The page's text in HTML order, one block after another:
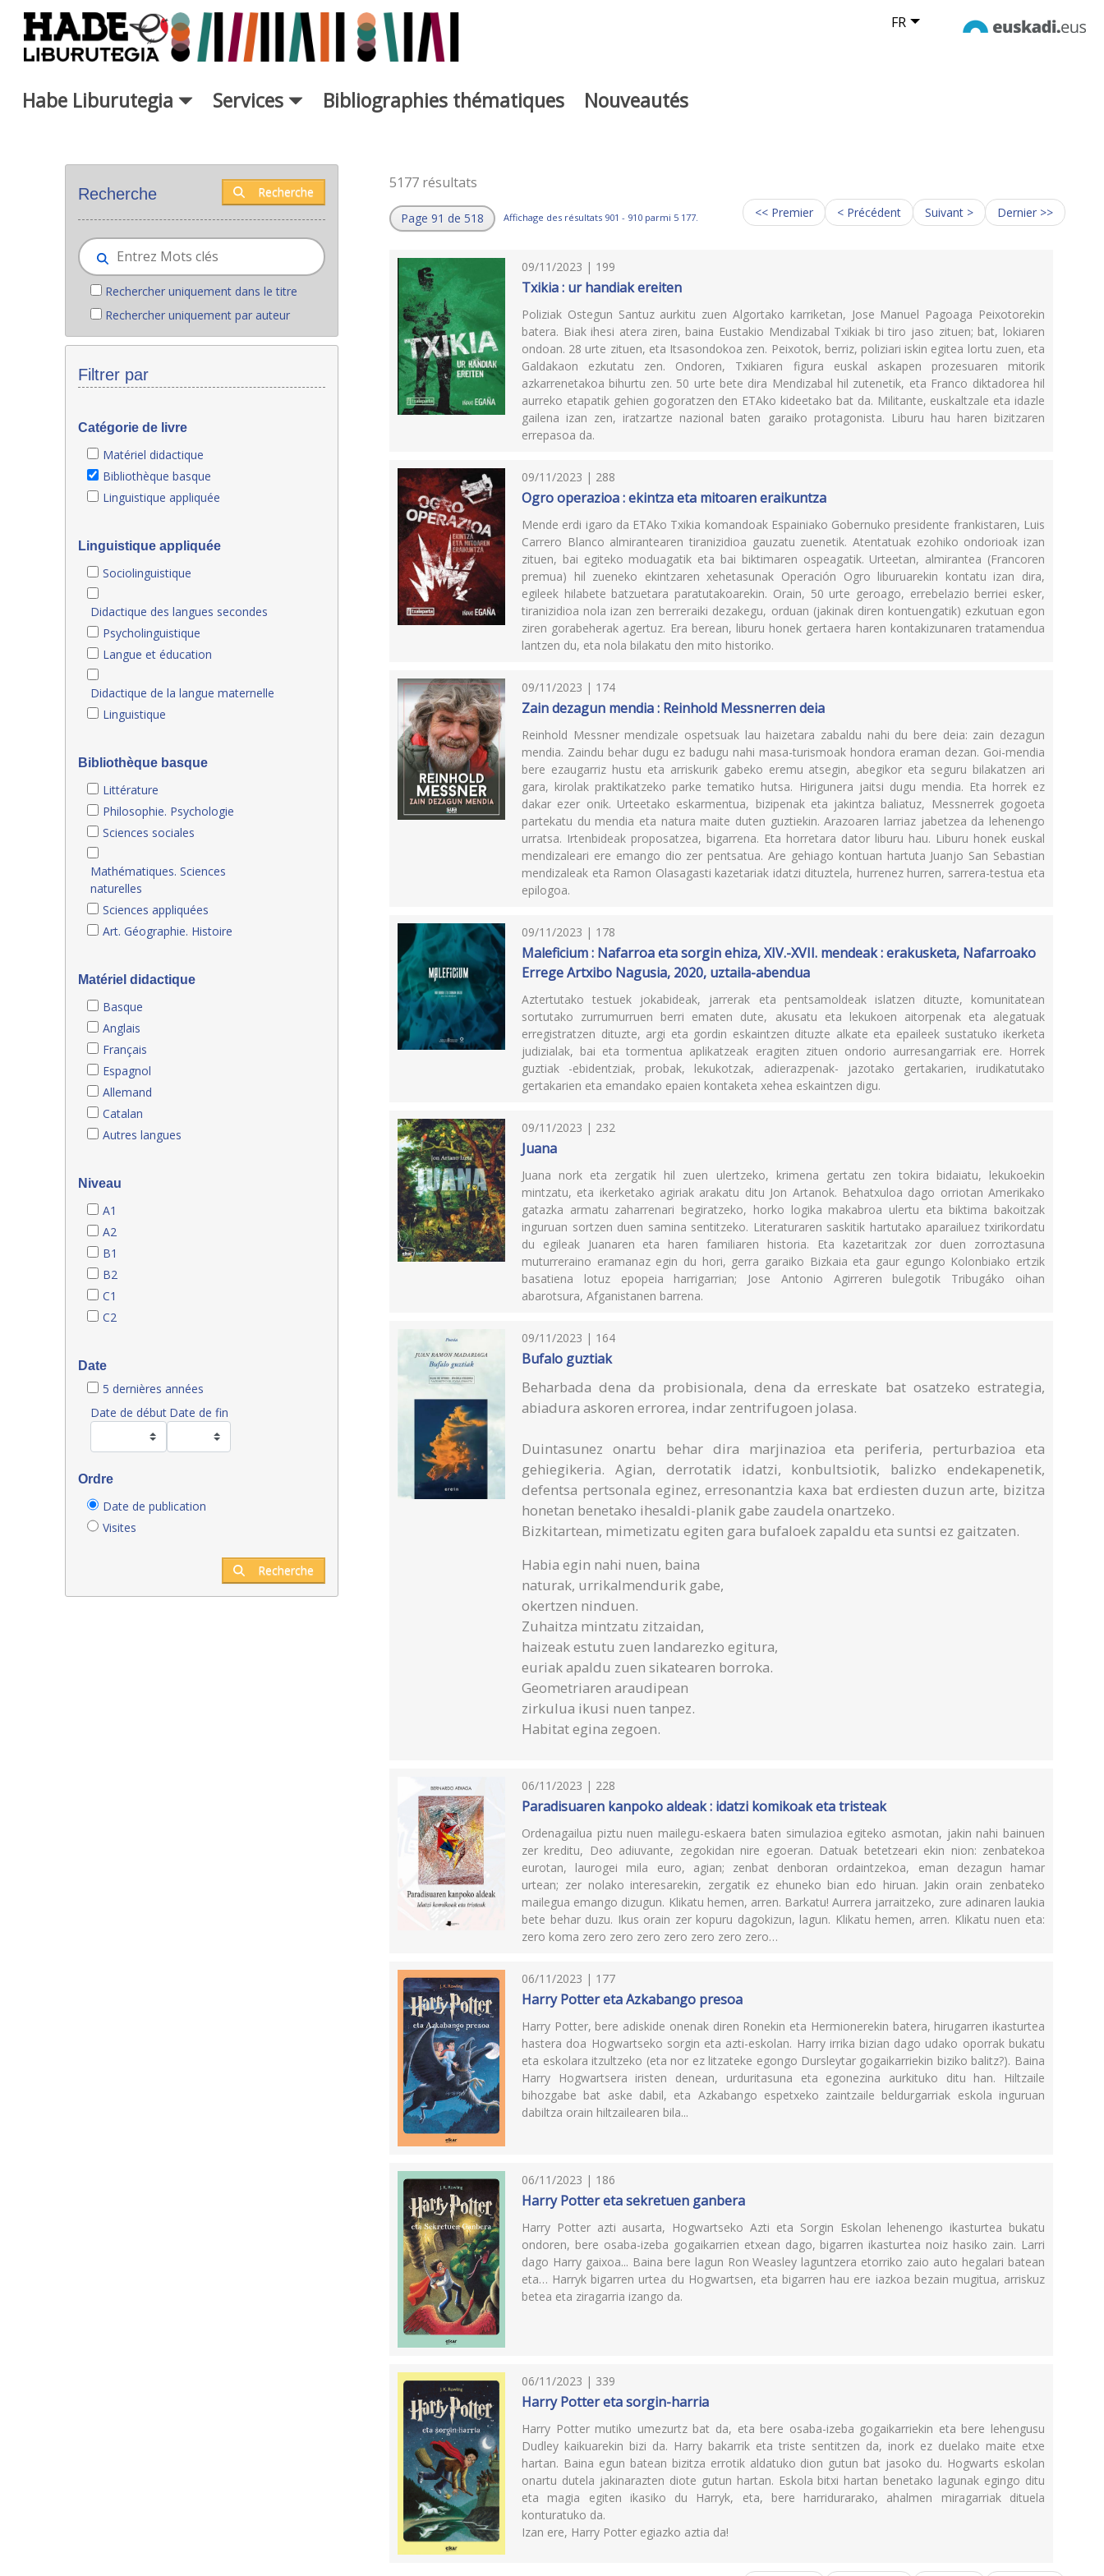
Saut au contenu principal FR
Habe Liburutegia Services Bibliographies thématiques Nouveautés
Recherche Recherche
Rechercher uniquement dans le titre
Rechercher uniquement par auteur
Filtrer par
Catégorie de livre
Matériel didactique
Bibliothèque basque
Linguistique appliquée
Linguistique appliquée
Sociolinguistique
Didactique des langues secondes
Psycholinguistique
Langue et éducation
Didactique de la langue maternelle
Linguistique
Bibliothèque basque
Littérature
Philosophie. Psychologie
Sciences sociales
Mathématiques. Sciences
naturelles
Sciences appliquées
Art. Géographie. Histoire
Matériel didactique
Basque
Anglais
Français
Espagnol
Allemand
Catalan
Autres langues
Niveau
A1
A2
B1
B2
C1
C2
Date
5 dernières années
Date de début Date de fin
Ordre
Date de publication
Visites
Recherche
5177 résultats
Page 91 de 518 Affichage des résultats 901 - 910 parmi 5 177. << Premier < Précédent Suivant > Dernier >>
09/11/2023 | 199
Txikia : ur handiak ereiten
Poliziak Ostegun Santuz aurkitu zuen Algortako karriketan, Jose Manuel Pagoaga Peixotorekin
batera. Biak ihesi atera ziren, baina Eustakio Mendizabal Txikiak bi tiro jaso zituen; bat, lokiaren
ondoan. 28 urte zituen, eta Itsasondokoa zen. Peixotok, berriz, poliziari iskin egitea lortu zuen, eta
Galdakaon ezkutatu zen. Ondoren, Txikiaren figura euskal askapen prozesuaren mitorik
azkarrenetakoa bihurtu zen. 50 urte bete dira Mendizabal hil zutenetik, eta Franco diktadorea hil
aurreko etapatik gehien gogoratzen den ETAko kideetako bat da. Militante, euskaltzale eta idazle
gailena izan zen, iratzartze nazional baten garaiko protagonista. Liburu hau haren bizitzaren
errepasoa da.
09/11/2023 | 288
Ogro operazioa : ekintza eta mitoaren eraikuntza
Mende erdi igaro da ETAko Txikia komandoak Espainiako Gobernuko presidente frankistaren, Luis
Carrero Blanco almirantearen tiranizidioa gauzatu zuenetik. Atentatuak ezohiko ondorioak izan
zituen, bai egiteko moduagatik eta bai biktimaren ospeagatik. Urteetan, almirantea (Francoren
premua) hil zueneko ekintzaren xehetasunak Operación Ogro liburuarekin kontatu izan dira,
egileek hilabete batzuetara paratutakoarekin. Orain, 50 urte geroago, errebelazio berriei esker,
tiranizidioa nola izan zen berreraiki dezakegu, orduan (jakinak diren kontuengatik) ezkutuan egon
ziren gorabeherak agertuz. Era berean, liburu honek gertaera haren kontakizunaren tratamendua
lantzen du, eta nola bilakatu den mito historiko.
09/11/2023 | 174
Zain dezagun mendia : Reinhold Messnerren deia
Reinhold Messner mendizale ospetsuak lau haizetara zabaldu nahi du bere deia: zain dezagun
mendia. Zaindu behar dugu ez badugu nahi masa-turismoak hondora eraman dezan. Goi-mendia
bere ezaugarriz hustu eta arriskurik gabeko eremu atsegin, abegikor eta seguru bilakatzen ari
gara, kirolak praktikatzeko parke tematiko hutsa. Hirigunera jaitsi dugu mendia. Eta horrek ez
dakar ezer onik. Urteetako eskarmentua, bizipenak eta jakintza baliatuz, Messnerrek gogoeta
partekatu du mendia eta natura maite duten guztiekin. Arazoaren larriaz jabetzea da lehenengo
urratsa. Irtenbideak proposatzea, bigarrena. Eta horretara dator liburu hau. Liburu honek euskal
mendizaleari ere emango dio zer pentsatua. Are gehiago kontuan hartuta Juanjo San Sebastian
mendizaleak eta Ramon Olasagasti kazetariak idatzi dituztela, hurrenez hurren, sarrera-testua eta
epilogoa.
09/11/2023 | 178
Maleficium : Nafarroa eta sorgin ehiza, XIV.-XVII. mendeak : erakusketa, Nafarroako
Errege Artxibo Nagusia, 2020, uztaila-abendua
Aztertutako testuek jokabideak, jarrerak eta pentsamoldeak islatzen dituzte, komunitatean
sortutako zurrumurruen berri ematen dute, akusatu eta lekukoen aitorpenak eta alegatuak
erregistratzen dituzte, argi eta gordin eskaintzen dituzte alkate eta epaileek sustatuko ikerketa
judizialak, bai eta tormentua aplikatzeak eragiten zituen ondorio aurresangarriak ere. Horrek
guztiak -ebidentziak, probak, lekukotzak, adierazpenak- jazotako gertakarien, irudikatutako
gertakarien eta emandako epaien kontaketa xehea eskaintzen digu.
09/11/2023 | 232
Juana
Juana nork eta zergatik hil zuen ulertzeko, krimena gertatu zen tokira bidaiatu, lekukoekin
mintzatu, eta ikerketako agiriak arakatu ditu Jon Artanok. Behatxuloa dago orriotan Amerikako
gatazka armatu zaharrenari begiratzeko, horko logika makabroa ulertu eta biktima bakoitzak
inguruan sortzen duen samina sentitzeko. Literaturaren saskitik hartutako aparailuez txirikordatu
du egileak Juanaren eta haren familiaren historia. Eta kazetaritzak zor duen zorroztasuna
muturreraino eramanaz egin du hori, gerra garaiko Bizkaia eta gaur egungo Kolonbiako ertzik
basatiena lotuz epopeia harrigarrian; Jose Antonio Agirreren bulegotik Tribugáko oihan
abarotsura, Afganistanen barrena.
09/11/2023 | 164
Bufalo guztiak
Beharbada dena da probisionala, dena da erreskate bat osatzeko estrategia,
abiadura askoren errorea, indar zentrifugoen jolasa.
Duintasunez onartu behar dira marjinazioa eta periferia, perturbazioa eta
gehiegikeria. Agian, derrotatik idatzi, konbultsiotik, balizko endekapenetik,
defentsa pertsonala eginez, erresonantzia kaxa bat erdiesten duzun arte, bizitza
honetan benetako ihesaldi-planik gabe zaudela onartzeko.
Bizkitartean, mimetizatu egiten gara bufaloek zapaldu eta suntsi ez gaitzaten.
Habia egin nahi nuen, baina
naturak, urrikalmendurik gabe,
okertzen ninduen.
Zuhaitza mintzatu zitzaidan,
haizeak estutu zuen landarezko egitura,
euriak apaldu zuen sikatearen borroka.
Geometriaren araudipean
zirkulua ikusi nuen tanpez.
Habitat egina zegoen.
06/11/2023 | 228
Paradisuaren kanpoko aldeak : idatzi komikoak eta tristeak
Ordenagailua piztu nuen mailegu-eskaera baten simulazioa egiteko asmotan, jakin nahi bainuen
zer kreditu, Deo adiuvante, zegokidan nire egoeran. Datuak betetzeari ekin nion: zenbatekoa
eurotan, laurogei mila euro, agian; zenbat denboran ordaintzekoa, eman dezagun hamar
urtean; zer nolako interesarekin, zergatik ez ehuneko bian edo hiruan. Jakin orain zenbateko
mailegua emango dizugun. Klikatu hemen, arren. Barkatu! Aurrera jarraitzeko, zure adinaren laukia
bete behar duzu. Ikus orain zer kopuru dagokizun, lagun. Klikatu hemen, arren. Klikatu nuen eta:
zero koma zero zero zero zero zero zero zero…
06/11/2023 | 177
Harry Potter eta Azkabango presoa
Harry Potter, bere adiskide onenak diren Ronekin eta Hermionerekin batera, hirugarren ikasturtea
hastera doa Hogwartseko sorgin eta azti-eskolan. Harry irrika bizian dago udako oporrak bukatu
eta eskolara itzultzeko (eta nor ez litzateke egongo Dursleytar gogaikarriekin biziko balitz?). Baina
Harry Hogwartsera iristen denean, urduritasuna eta egonezina aurkituko ditu han. Hiltzaile
bihozgabe bat aske dabil, eta Azkabango espetxeko zaintzaile beldurgarriak eskola inguruan
dabiltza orain hiltzailearen bila...
06/11/2023 | 186
Harry Potter eta sekretuen ganbera
Harry Potter azti ausarta, Hogwartseko Azti eta Sorgin Eskolan lehenengo ikasturtea bukatu
ondoren, bere osaba-izeba gogaikarrien etxean dago, bigarren ikasturtea noiz hasiko zain. Larri
dago Harry gaixoa... Baina bere lagun Ron Weasley laguntzera etorriko zaio auto hegalari batean
eta… Harryk bigarren urtea du Hogwartsen, eta bigarren hau ere iazkoa bezain mugitua, arriskuz
betea eta ziragarria izango da.
06/11/2023 | 339
Harry Potter eta sorgin-harria
Harry Potter mutiko umezurtz bat da, eta bere osaba-izeba gogaikarriekin eta bere lehengusu
Dudley kaikuarekin bizi da. Harry bakarrik eta triste sentitzen da, inork ez duelako maite etxe
hartan. Baina egun batean bizitza errotik aldatuko dion gutun bat jasoko du. Hogwarts eskolan
onartu dutela jakinarazten diote gutun hartan. Eskola bitxi hartan benetako lagunak egingo ditu
eta magia egiten ikasiko du Harryk, eta, bere harridurarako, ahalmen miragarriak dituela
konturatuko da.
Izan ere, Harry Potter egiazko aztia da!